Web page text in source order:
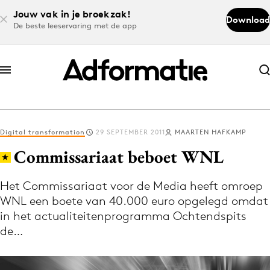
Jouw vak in je broekzak!
De beste leeservaring met de app
Download
Abonneer nu
Abonneer nu
Log in
Download de app
Volg het laatste nieuws via de Adformatie
Nieuws app
Digital transformation 29 SEPTEMBER 2011 MAARTEN HAFKAMP
Commissariaat beboet WNL
Het Commissariaat voor de Media heeft omroep
WNL een boete van 40.000 euro opgelegd omdat
in het actualiteitenprogramma Ochtendspits
de…